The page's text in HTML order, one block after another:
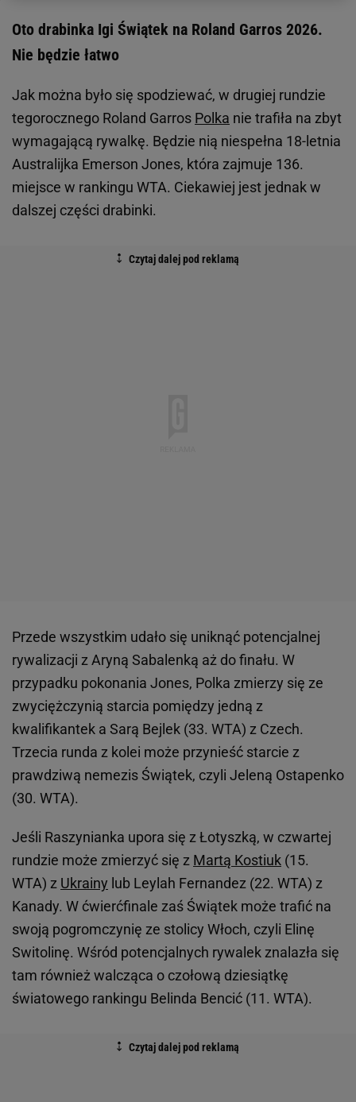
Oto drabinka Igi Świątek na Roland Garros 2026.
Nie będzie łatwo
Jak można było się spodziewać, w drugiej rundzie
tegorocznego Roland Garros Polka nie trafiła na zbyt
wymagającą rywalkę. Będzie nią niespełna 18-letnia
Australijka Emerson Jones, która zajmuje 136.
miejsce w rankingu WTA. Ciekawiej jest jednak w
dalszej części drabinki.
Przede wszystkim udało się uniknąć potencjalnej
rywalizacji z Aryną Sabalenką aż do finału. W
przypadku pokonania Jones, Polka zmierzy się ze
zwyciężczynią starcia pomiędzy jedną z
kwalifikantek a Sarą Bejlek (33. WTA) z Czech.
Trzecia runda z kolei może przynieść starcie z
prawdziwą nemezis Świątek, czyli Jeleną Ostapenko
(30. WTA).
Jeśli Raszynianka upora się z Łotyszką, w czwartej
rundzie może zmierzyć się z Martą Kostiuk (15.
WTA) z Ukrainy lub Leylah Fernandez (22. WTA) z
Kanady. W ćwierćfinale zaś Świątek może trafić na
swoją pogromczynię ze stolicy Włoch, czyli Elinę
Switolinę. Wśród potencjalnych rywalek znalazła się
tam również walcząca o czołową dziesiątkę
światowego rankingu Belinda Bencić (11. WTA).